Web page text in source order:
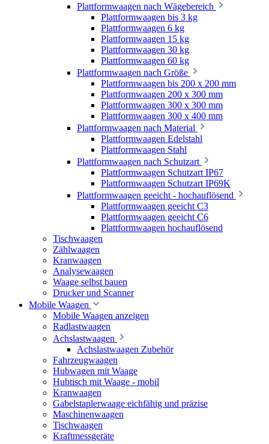
Plattformwaagen nach Wägebereich
Plattformwaagen bis 3 kg
Plattformwaagen 6 kg
Plattformwaagen 15 kg
Plattformwaagen 30 kg
Plattformwaagen 60 kg
Plattformwaagen nach Größe
Plattformwaagen bis 200 x 200 mm
Plattformwaagen 200 x 300 mm
Plattformwaagen 300 x 300 mm
Plattformwaagen 300 x 400 mm
Plattformwaagen nach Material
Plattformwaagen Edelstahl
Plattformwaagen Stahl
Plattformwaagen nach Schutzart
Plattformwaagen Schutzart IP67
Plattformwaagen Schutzart IP69K
Plattformwaagen geeicht - hochauflösend
Plattformwaagen geeicht C3
Plattformwaagen geeicht C6
Plattformwaagen hochauflösend
Tischwaagen
Zählwaagen
Kranwaagen
Analysewaagen
Waage selbst bauen
Drucker und Scanner
Mobile Waagen
Mobile Waagen anzeigen
Radlastwaagen
Achslastwaagen
Achslastwaagen Zubehör
Fahrzeugwaagen
Hubwagen mit Waage
Hubtisch mit Waage - mobil
Kranwaagen
Gabelstaplerwaage eichfähig und präzise
Maschinenwaagen
Tischwaagen
Kraftmessgeräte